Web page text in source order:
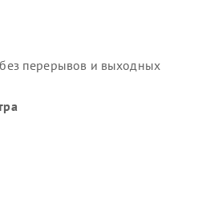
перерывов и выходных